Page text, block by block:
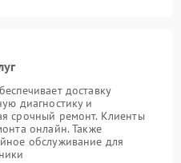
доставку
диагностику и
срочный ремонт. Клиенты
онлайн. Также
обслуживание для